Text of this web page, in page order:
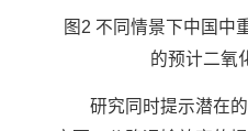
图2 不同情景下中国中
的预计二氧
研究同时提示潜在